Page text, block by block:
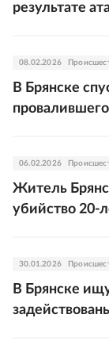
результате
08.02.2026
В Брянске
06.02.2026
Житель
убийство 20-
30.01.2026
В Брянске